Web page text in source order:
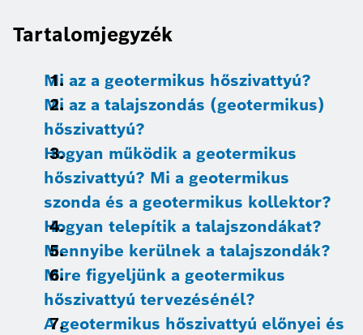
Tartalomjegyzék
Mi az a geotermikus hőszivattyú?
Mi az a talajszondás (geotermikus)
hőszivattyú?
Hogyan működik a geotermikus
hőszivattyú? Mi a geotermikus
szonda és a geotermikus kollektor?
Hogyan telepítik a talajszondákat?
Mennyibe kerülnek a talajszondák?
Mire figyeljünk a geotermikus
hőszivattyú tervezésénél?
A geotermikus hőszivattyú előnyei és